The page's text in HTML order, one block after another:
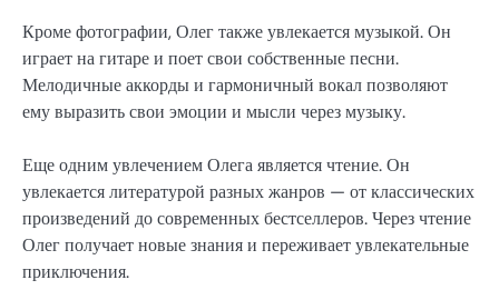
Кроме фотографии, Олег также увлекается музыкой. Он
играет на гитаре и поет свои собственные песни.
Мелодичные аккорды и гармоничный вокал позволяют
ему выразить свои эмоции и мысли через музыку.
Еще одним увлечением Олега является чтение. Он
увлекается литературой разных жанров — от классических
произведений до современных бестселлеров. Через чтение
Олег получает новые знания и переживает увлекательные
приключения.